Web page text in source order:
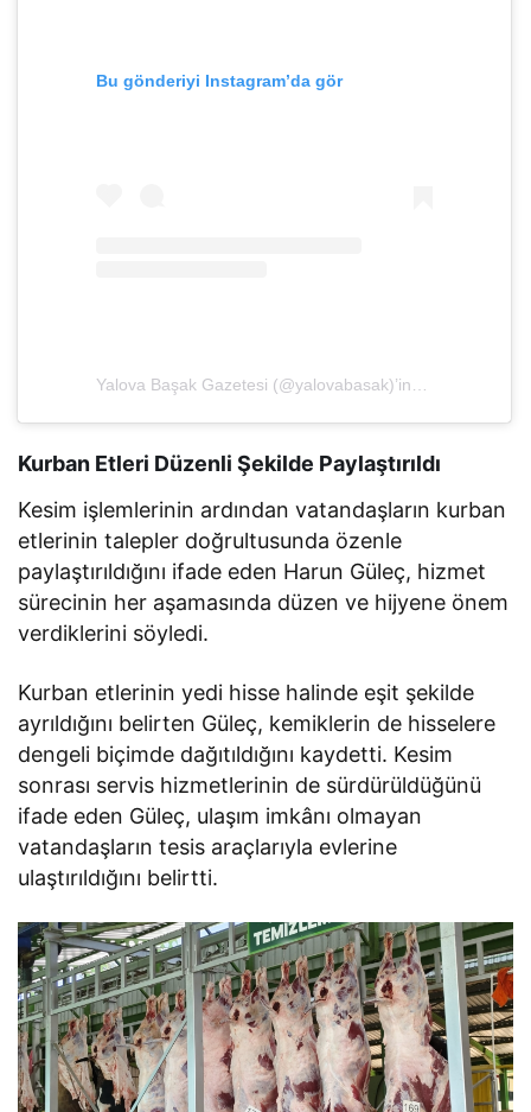
Bu gönderiyi Instagram’da gör
Kurban Etleri Düzenli Şekilde Paylaştırıldı
Kesim işlemlerinin ardından vatandaşların kurban
etlerinin talepler doğrultusunda özenle
paylaştırıldığını ifade eden Harun Güleç, hizmet
sürecinin her aşamasında düzen ve hijyene önem
verdiklerini söyledi.
Kurban etlerinin yedi hisse halinde eşit şekilde
ayrıldığını belirten Güleç, kemiklerin de hisselere
dengeli biçimde dağıtıldığını kaydetti. Kesim
sonrası servis hizmetlerinin de sürdürüldüğünü
ifade eden Güleç, ulaşım imkânı olmayan
vatandaşların tesis araçlarıyla evlerine
ulaştırıldığını belirtti.